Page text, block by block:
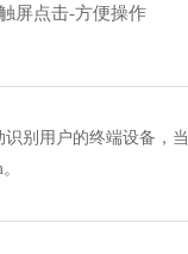
屏点击-方便操作
别用户的终端设备，